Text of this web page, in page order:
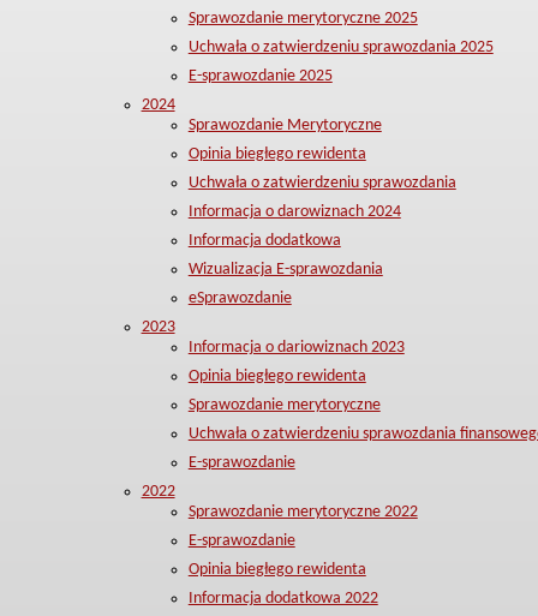
Sprawozdanie merytoryczne 2025
Uchwała o zatwierdzeniu sprawozdania 2025
E-sprawozdanie 2025
2024
Sprawozdanie Merytoryczne
Opinia biegłego rewidenta
Uchwała o zatwierdzeniu sprawozdania
Informacja o darowiznach 2024
Informacja dodatkowa
Wizualizacja E-sprawozdania
eSprawozdanie
2023
Informacja o dariowiznach 2023
Opinia biegłego rewidenta
Sprawozdanie merytoryczne
Uchwała o zatwierdzeniu sprawozdania
E-sprawozdanie
2022
Sprawozdanie merytoryczne 2022
E-sprawozdanie
Opinia biegłego rewidenta
Informacja dodatkowa 2022